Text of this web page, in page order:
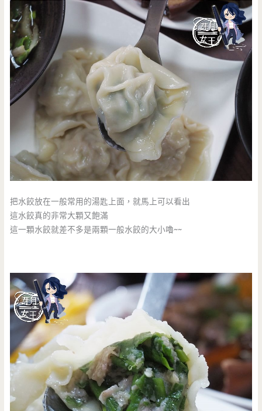
把水餃放在一般常用的湯匙上面，就馬上可以看出
這水餃真的非常大顆又飽滿
這一顆水餃就差不多是兩顆一般水餃的大小嚕~~